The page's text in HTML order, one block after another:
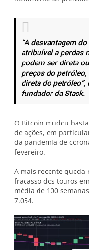
“A desvantagem
atribuível a perdas
podem ser direta
preços do petróleo,
direta do
fundador da Stack.
O Bitcoin mudou
de ações, em
da pandemia de
fevereiro.
A mais recente queda
fracasso dos touros
média de 100
7.054.